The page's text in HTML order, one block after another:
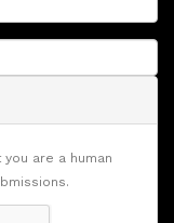
are a human